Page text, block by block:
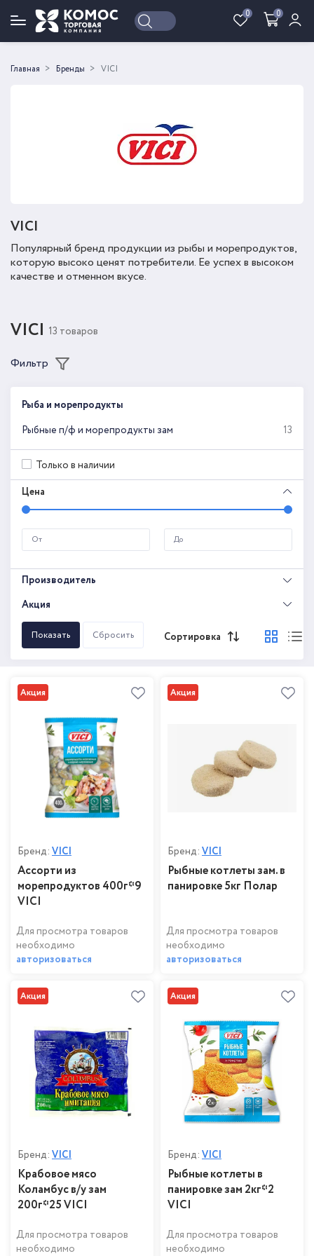
0 0
Войти Регистрация
Главная Бренды VICI
VICI
Популярный бренд продукции из рыбы и морепродуктов,
которую высоко ценят потребители. Ее успех в высоком
качестве и отменном вкусе.
VICI 13 товаров
Сортировка
Акция
Бренд: VICI
Ассорти из
морепродуктов 400г*9
VICI
Для просмотра товаров
необходимо
авторизоваться
Акция
Бренд: VICI
Рыбные котлеты зам. в
панировке 5кг Полар
Для просмотра товаров
необходимо
авторизоваться
Акция
Бренд: VICI
Крабовое мясо
Коламбус в/у зам
200г*25 VICI
Для просмотра товаров
необходимо
Акция
Бренд: VICI
Рыбные котлеты в
панировке зам 2кг*2
VICI
Для просмотра товаров
необходимо
Фильтр
Рыба и морепродукты
Рыбные п/ф и морепродукты зам
13
Только в наличии
Цена
Производитель
Акция